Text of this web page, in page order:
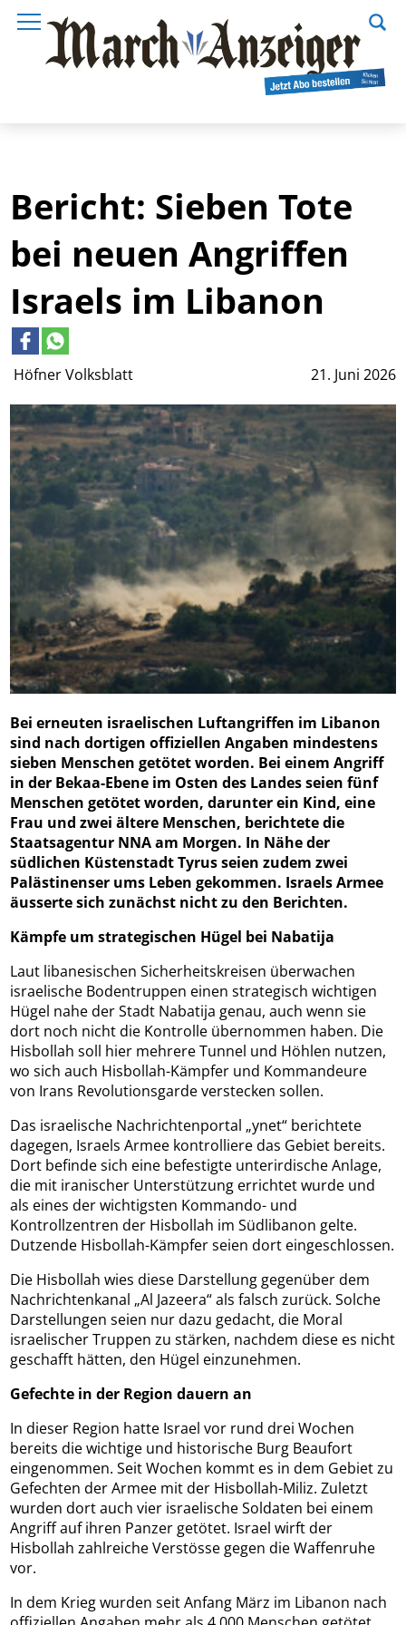
Höfner Volksblatt 21. Juni 2026
Bericht: Sieben Tote
bei neuen Angriffen
Israels im Libanon
Bei erneuten israelischen Luftangriffen im Libanon
sind nach dortigen offiziellen Angaben mindestens
sieben Menschen getötet worden. Bei einem Angriff
in der Bekaa-Ebene im Osten des Landes seien fünf
Menschen getötet worden, darunter ein Kind, eine
Frau und zwei ältere Menschen, berichtete die
Staatsagentur NNA am Morgen. In Nähe der
südlichen Küstenstadt Tyrus seien zudem zwei
Palästinenser ums Leben gekommen. Israels Armee
äusserte sich zunächst nicht zu den Berichten.
Kämpfe um strategischen Hügel bei Nabatija
Laut libanesischen Sicherheitskreisen überwachen
israelische Bodentruppen einen strategisch wichtigen
Hügel nahe der Stadt Nabatija genau, auch wenn sie
dort noch nicht die Kontrolle übernommen haben. Die
Hisbollah soll hier mehrere Tunnel und Höhlen nutzen,
wo sich auch Hisbollah-Kämpfer und Kommandeure
von Irans Revolutionsgarde verstecken sollen.
Das israelische Nachrichtenportal „ynet“ berichtete
dagegen, Israels Armee kontrolliere das Gebiet bereits.
Dort befinde sich eine befestigte unterirdische Anlage,
die mit iranischer Unterstützung errichtet wurde und
als eines der wichtigsten Kommando- und
Kontrollzentren der Hisbollah im Südlibanon gelte.
Dutzende Hisbollah-Kämpfer seien dort eingeschlossen.
Die Hisbollah wies diese Darstellung gegenüber dem
Nachrichtenkanal „Al Jazeera“ als falsch zurück. Solche
Darstellungen seien nur dazu gedacht, die Moral
israelischer Truppen zu stärken, nachdem diese es nicht
geschafft hätten, den Hügel einzunehmen.
Gefechte in der Region dauern an
In dieser Region hatte Israel vor rund drei Wochen
bereits die wichtige und historische Burg Beaufort
eingenommen. Seit Wochen kommt es in dem Gebiet zu
Gefechten der Armee mit der Hisbollah-Miliz. Zuletzt
wurden dort auch vier israelische Soldaten bei einem
Angriff auf ihren Panzer getötet. Israel wirft der
Hisbollah zahlreiche Verstösse gegen die Waffenruhe
vor.
In dem Krieg wurden seit Anfang März im Libanon nach